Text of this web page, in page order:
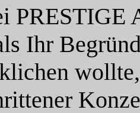
PRESTIGE
Ihr